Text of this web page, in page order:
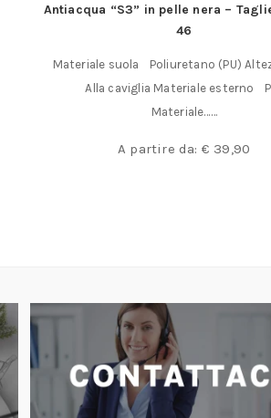
Antiacqua “S3” in pelle nera –
46
Materiale suola Poliuretano (PU)
Alla caviglia Materiale esterno
Materiale……
A partire da: € 39,90